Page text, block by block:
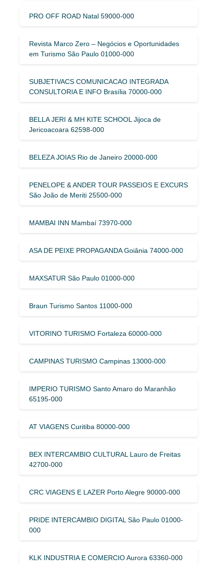
PRO OFF ROAD Natal 59000-000
Revista Marco Zero – Negócios e Oportunidades
em Turismo São Paulo 01000-000
SUBJETIVACS COMUNICACAO INTEGRADA
CONSULTORIA E INFO Brasília 70000-000
BELLA JERI & MH KITE SCHOOL Jijoca de
Jericoacoara 62598-000
BELEZA JOIAS Rio de Janeiro 20000-000
PENELOPE & ANDER TOUR PASSEIOS E EXCURS
São João de Meriti 25500-000
MAMBAI INN Mambaí 73970-000
ASA DE PEIXE PROPAGANDA Goiânia 74000-000
MAXSATUR São Paulo 01000-000
Braun Turismo Santos 11000-000
VITORINO TURISMO Fortaleza 60000-000
CAMPINAS TURISMO Campinas 13000-000
IMPERIO TURISMO Santo Amaro do Maranhão
65195-000
AT VIAGENS Curitiba 80000-000
BEX INTERCAMBIO CULTURAL Lauro de Freitas
42700-000
CRC VIAGENS E LAZER Porto Alegre 90000-000
PRIDE INTERCAMBIO DIGITAL São Paulo 01000-
000
KLK INDUSTRIA E COMERCIO Aurora 63360-000